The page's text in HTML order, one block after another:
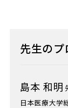
先生の
島本 和明
日本医療大学